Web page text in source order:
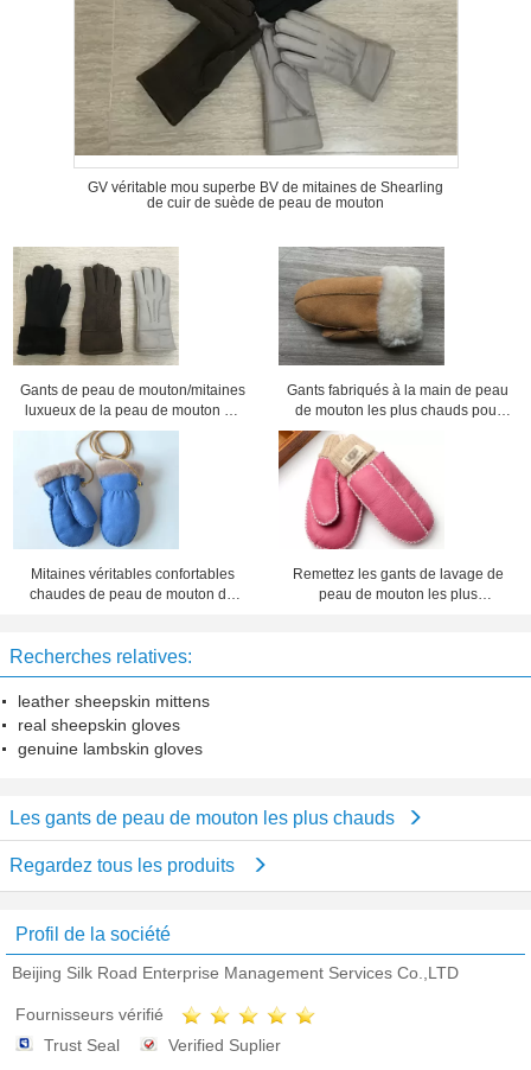
GV véritable mou superbe BV de mitaines de Shearling
de cuir de suède de peau de mouton
Gants de peau de mouton/mitaines
luxueux de la peau de mouton de
femmes en cuir de noir les plus
chauds
Gants fabriqués à la main de peau
de mouton les plus chauds pour
des dames avec la taille de
manchette 5 - 6cm
Mitaines véritables confortables
chaudes de peau de mouton de
Remettez les gants de lavage de
peau de mouton les plus
Recherches relatives:
leather sheepskin mittens
real sheepskin gloves
genuine lambskin gloves
Les gants de peau de mouton les plus chauds
Regardez tous les produits
Profil de la société
Beijing Silk Road Enterprise Management Services Co.,LTD
Fournisseurs vérifié
Trust Seal
Verified Suplier